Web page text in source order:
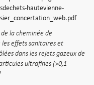
hautevienne-
la cheminée de
effets sanitaires et
dans les rejets gazeux de
ultrafines (>0,1